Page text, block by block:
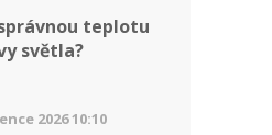
teplotu
světla?
2026 10:10